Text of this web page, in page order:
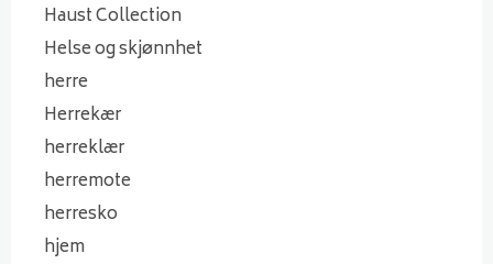
Haust Collection
Helse og skjønnhet
herre
Herrekær
herreklær
herremote
herresko
hjem